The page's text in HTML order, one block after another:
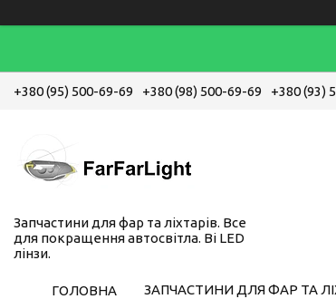
+380 (95) 500-69-69 +380 (98) 500-69-69 +380 (93)
Запчастини для фар та ліхтарів. Все
для покращення автосвітла. Bi LED
лінзи.
ГОЛОВНА ЗАПЧАСТИНИ ДЛЯ ФАР ТА